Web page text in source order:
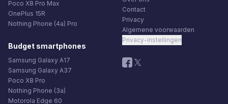
Poco X8 Pro Max
OnePlus 15R
Nothing Phone (4a) Pro
Budget smartphones
Samsung Galaxy A17
Samsung Galaxy A37
Poco X8 Pro
Nothing Phone (3a)
Motorola Edge 60
Contact
Privacy
Algemene voorwaarden
Privacy-instellingen